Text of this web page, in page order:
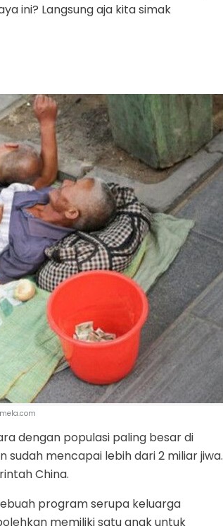
ini? Langsung aja kita simak
dengan populasi paling besar di
sudah mencapai lebih dari 2 miliar jiwa.
China.
program serupa keluarga
memiliki satu anak untuk